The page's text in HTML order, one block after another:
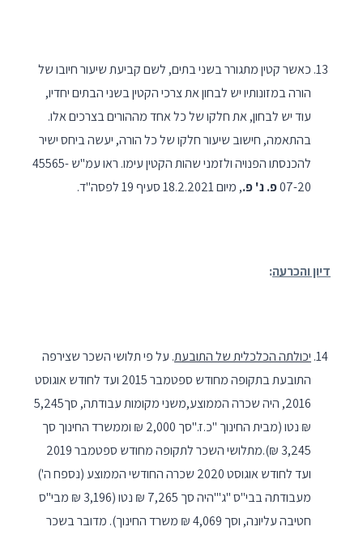
כאשר קטין מתגורר בשני בתים, לשם קביעת שיעור חיובו של
הורה במזונותיו יש לבחון את צרכי הקטין בשני הבתים יחדיו,
עוד יש לבחון, את חלקו של כל אחד מההורים בצרכים אלו.
בהתאמה, חישוב שיעור חלקו של כל הורה, יעשה ביחס ישיר
להכנסתו הפנויה ולזמני שהות הקטין עימו. ראו עמ"ש 45565-
07-20פ. נ' פ., מיום 18.2.2021 סעיף 19 לפסה"ד.
דיון והכרעה:
יכולתה הכלכלית של התובעת. על פי תלושי השכר שצירפה
התובעת בתקופה מחודש ספטמבר 2015 ועד לחודש אוגוסט
2016, היה שכרה הממוצע,משני מקומות עבודתה, סך5,245
₪ נטו (מבית החינוך "כ.ז."סך 2,000 ₪ וממשרד החינוך סך
3,245 ₪).מתלושי השכר לתקופה מחודש ספטמבר 2019
ועד לחודש אוגוסט 2020 שכרה החודשי הממוצע (נספח ה')
מעבודתה בבי"ס "ג'"היה סך 7,265 ₪ נטו (3,196 ₪ מבי"ס
חטיבה עליונה, וסך 4,069 ₪ משרד החינוך). מדובר בשכר